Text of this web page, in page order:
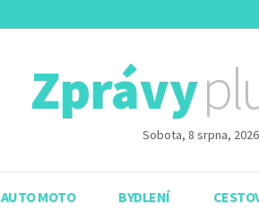
Zprávy
Sobota, 8 srpna, 2026
AUTO MOTO BYDLENÍ